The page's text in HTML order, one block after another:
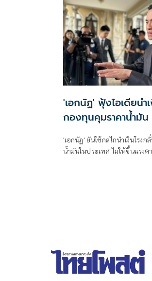
แสนคน
'เอกนัฏ' ฟุ้งไอเดียนำ
กองทุนคุมราคาน้ำมัน
'เอกนัฏ' ยันใช้กลไกนำเงินโรง
น้ำมันในประเทศ ไม่ให้ขึ้นแรงต